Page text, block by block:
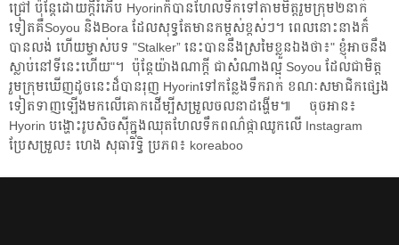
ជ្រៅ ប៉ុន្តែ​ដោយ​ក្ដី​រំភើប​ Hyorin​ក៏​បាន​ហែល​ទឹក​​ទៅ​តាម​មិត្ត​រួម​ក្រុម​២​នាក់​
ទៀត​គឺSoyou និងBora ដែល​សុទ្ធ​តែ​មាន​កម្ពស់​ខ្ពស់​ៗ។ ពេល​នោះ​នាង​ក៏​
បាន​លង់ ហើយ​​​ម្ចាស់​បទ "Stalker” នេះ​បាន​​​នឹង​ស្រមៃ​ខ្លួន​ឯង​ថា​៖"​ ខ្ញុំ​អាច​នឹង​
ស្លាប់​​នៅ​ទី​នេះ​ហើយ​"។ ​ប៉ុន្តែ​យ៉ាងណាក្ដី ជា​សំណាង​ល្អ Soyou ដែល​ជា​មិត្ត​
រួម​ក្រុម​ឃើញ​ដូច​នេះ​ដ៏​បាន​រុញ Hyorin​ទៅ​កន្លែង​ទឹក​រាក់ ខណៈ​សមាជិក​ផ្សេង​
ទៀត​​ទាញ​ឡើង​មក​លើ​គោក​ដើម្បី​សម្រួល​ចលនា​ដង្ហើម៕ ចុចអាន៖
Hyorin បង្ហោះ​រូប​សិចស៊ី​​​​ក្នុង​ឈុត​ហែលទឹក​ពណ៌​ផ្កា​ឈូក​លើ Instagram
ប្រែសម្រួល៖ ហេង សុធារិទ្ធិ ប្រភព៖​ koreaboo